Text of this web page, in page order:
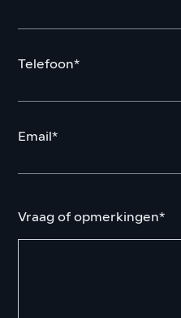
Telefoon*
Email*
Vraag of opmerkingen*